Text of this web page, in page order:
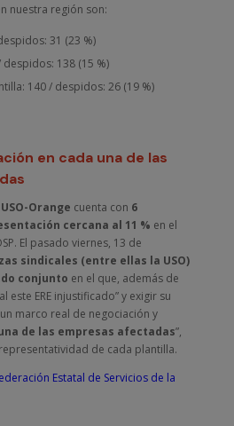
nuestra región son:
31 (23 %)
138 (15 %)
140 / despidos: 26 (19 %)
en cada una de las
Orange cuenta con 6
cercana al 11 % en el
El pasado viernes, 13 de
sindicales (entre ellas la USO)
conjunto en el que, además de
este ERE injustificado” y exigir su
marco real de negociación y
de las empresas afectadas”,
de cada plantilla.
Estatal de Servicios de la